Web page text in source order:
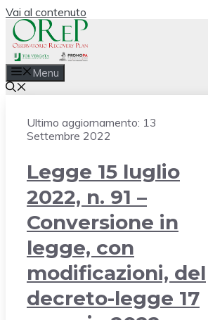
Vai al contenuto
Menu
Ultimo aggiornamento: 13
Settembre 2022
Legge 15 luglio
2022, n. 91 –
Conversione in
legge, con
modificazioni, del
decreto-legge 17